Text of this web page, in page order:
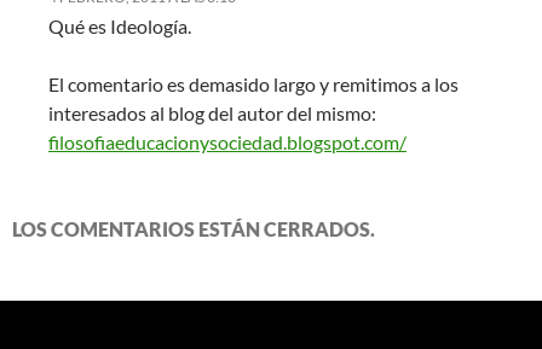
Qué es Ideología.
El comentario es demasido largo y remitimos a los
interesados al blog del autor del mismo:
filosofiaeducacionysociedad.blogspot.com/
LOS COMENTARIOS ESTÁN CERRADOS.